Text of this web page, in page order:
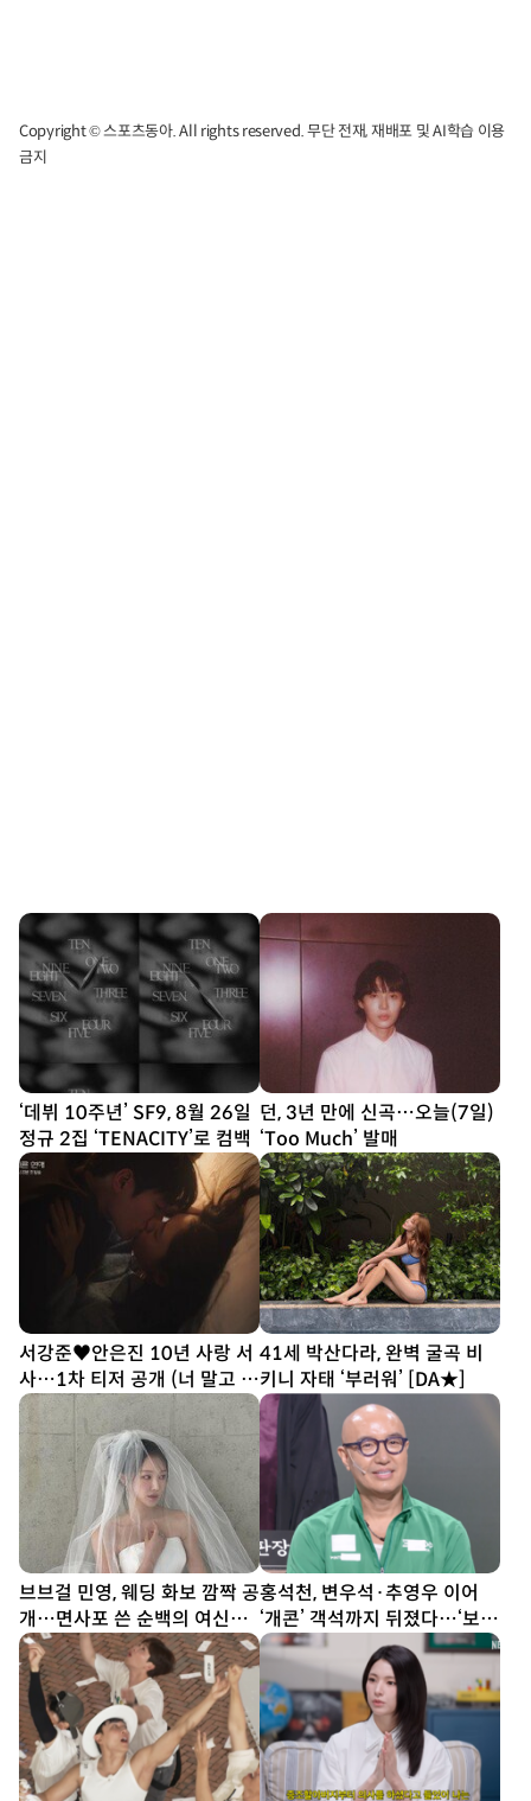
Copyright © 스포츠동아. All rights reserved. 무단 전재, 재배포 및 AI학습 이용
금지
‘데뷔 10주년’ SF9, 8월 26일
정규 2집 ‘TENACITY’로 컴백
던, 3년 만에 신곡…오늘(7일)
‘Too Much’ 발매
서강준♥안은진 10년 사랑 서
사…1차 티저 공개 (너 말고 다
른 연애)
41세 박산다라, 완벽 굴곡 비
키니 자태 ‘부러워’ [DA★]
브브걸 민영, 웨딩 화보 깜짝 공
개…면사포 쓴 순백의 여신
[DA★]
홍석천, 변우석·추영우 이어
‘개콘’ 객석까지 뒤졌다…‘보
석’ 수집